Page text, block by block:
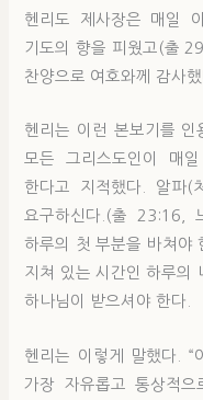
헨리도 제사장은 매일
기도의 향을 피웠고(출
찬양으로 여호와께 감사
헨리는 이런 본보기를 인
모든 그리스도인이 매
한다고 지적했다. 알파(
요구하신다.(출 23:16,
하루의 첫 부분을 바쳐야
지쳐 있는 시간인 하루의
하나님이 받으셔야 한다.
헨리는 이렇게 말했다. “
가장 자유롭고 통상적